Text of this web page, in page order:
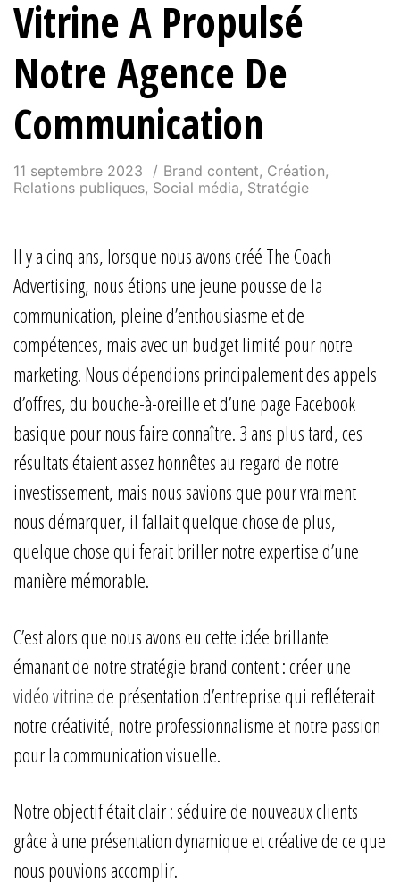
Vitrine A Propulsé
Notre Agence De
Communication
11 septembre 2023 Brand content, Création,
Relations publiques, Social média, Stratégie
Il y a cinq ans, lorsque nous avons créé The Coach
Advertising, nous étions une jeune pousse de la
communication, pleine d’enthousiasme et de
compétences, mais avec un budget limité pour notre
marketing. Nous dépendions principalement des appels
d’offres, du bouche-à-oreille et d’une page Facebook
basique pour nous faire connaître. 3 ans plus tard, ces
résultats étaient assez honnêtes au regard de notre
investissement, mais nous savions que pour vraiment
nous démarquer, il fallait quelque chose de plus,
quelque chose qui ferait briller notre expertise d’une
manière mémorable.
C’est alors que nous avons eu cette idée brillante
émanant de notre stratégie brand content : créer une
vidéo vitrinede présentation d’entreprise qui refléterait
notre créativité, notre professionnalisme et notre passion
pour la communication visuelle.
Notre objectif était clair : séduire de nouveaux clients
grâce à une présentation dynamique et créative de ce que
nous pouvions accomplir.